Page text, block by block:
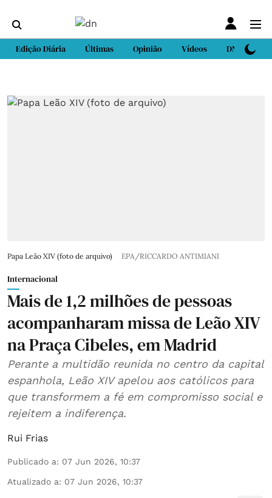
Edição Diária Últimas Opinião Vídeos DN Sport
Papa Leão XIV (foto de arquivo) EPA/RICCARDO ANTIMIANI
Internacional
Mais de 1,2 milhões de pessoas
acompanharam missa de Leão XIV
na Praça Cibeles, em Madrid
Perante a multidão reunida no centro da capital
espanhola, Leão XIV apelou aos católicos para
que transformem a fé em compromisso social e
rejeitem a indiferença.
Rui Frias
Publicado a: 07 Jun 2026, 10:37
Atualizado a: 07 Jun 2026, 10:37